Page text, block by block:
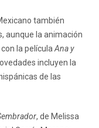
también
aunque la animación
la película Ana y
incluyen la
de las
, de Melissa